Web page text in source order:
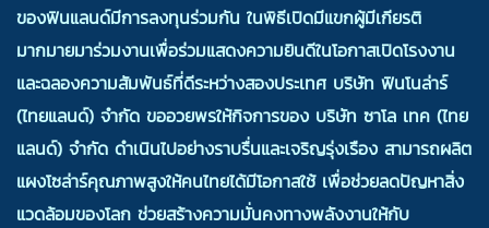
ของฟินแลนด์มีการลงทุนร่วมกัน ในพิธีเปิดมีแขกผู้มีเกียรติ
มากมายมาร่วมงานเพื่อร่วมแสดงความยินดีในโอกาสเปิดโรงงาน
และฉลองความสัมพันธ์ที่ดีระหว่างสองประเทศ บริษัท ฟินโนล่าร์
(ไทยแลนด์) จำกัด ขออวยพรให้กิจการของ บริษัท ซาโล เทค (ไทย
แลนด์) จำกัด ดำเนินไปอย่างราบรื่นและเจริญรุ่งเรือง สามารถผลิต
แผงโซล่าร์คุณภาพสูงให้คนไทยได้มีโอกาสใช้ เพื่อช่วยลดปัญหาสิ่ง
แวดล้อมของโลก ช่วยสร้างความมั่นคงทางพลังงานให้กับ